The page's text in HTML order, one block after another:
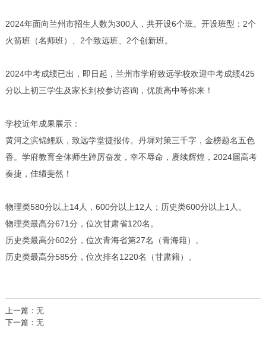
2024年面向兰州市招生人数为300人，共开设6个班。开设班型：2个
火箭班（名师班）、2个致远班、2个创新班。
2024中考成绩已出，即日起，兰州市学府致远学校欢迎中考成绩425
分以上初三学生及家长到校参访咨询，优质高中等你来！
学校近年成果展示：
黄河之滨锦鲤跃，致远学堂捷报传。丹墀对策三千字，金榜题名五色
香。学府教育全体师生踔厉奋发，幸不辱命，赓续辉煌，2024届高考
奏捷，佳绩斐然！
物理类580分以上14人，600分以上12人；历史类600分以上1人。
物理类最高分671分，位次甘肃省120名。
历史类最高分602分，位次青海省第27名（青海籍）。
历史类最高分585分，位次排名1220名（甘肃籍）。
上一篇： 无
下一篇： 无